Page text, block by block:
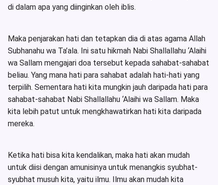
di dalam apa yang diinginkan oleh iblis.
Maka penjarakan hati dan tetapkan dia di atas agama Allah
Subhanahu wa Ta’ala. Ini satu hikmah Nabi Shallallahu ‘Alaihi
wa Sallam mengajari doa tersebut kepada sahabat-sahabat
beliau. Yang mana hati para sahabat adalah hati-hati yang
terpilih. Sementara hati kita mungkin jauh daripada hati para
sahabat-sahabat Nabi Shallallahu ‘Alaihi wa Sallam. Maka
kita lebih patut untuk mengkhawatirkan hati kita daripada
mereka.
Ketika hati bisa kita kendalikan, maka hati akan mudah
untuk diisi dengan amunisinya untuk menangkis syubhat-
syubhat musuh kita, yaitu ilmu. Ilmu akan mudah kita